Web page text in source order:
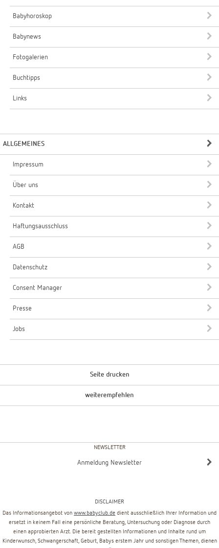
Babyhoroskop
Babynews
Fotogalerien
Buchtipps
Links
ALLGEMEINES
Impressum
Über uns
Kontakt
Haftungsausschluss
AGB
Datenschutz
Consent Manager
Presse
Jobs
Seite drucken
weiterempfehlen
NEWSLETTER
Anmeldung Newsletter
DISCLAIMER
Das Informationsangebot von www.babyclub.de dient ausschließlich Ihrer Information und
ersetzt in keinem Fall eine persönliche Beratung, Untersuchung oder Diagnose durch
einen approbierten Arzt. Die bereit gestellten Informationen und Inhalte rund um
Kinderwunsch, Schwangerschaft, Geburt, Babys erstem Jahr und sonstigen Themen, dienen